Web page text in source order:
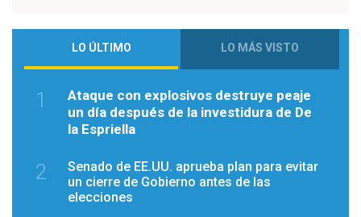
LO ÚLTIMO LO MÁS VISTO
1
Ataque con explosivos destruye peaje
un día después de la investidura de De
la Espriella
2
Senado de EE.UU. aprueba plan para evitar
un cierre de Gobierno antes de las
elecciones